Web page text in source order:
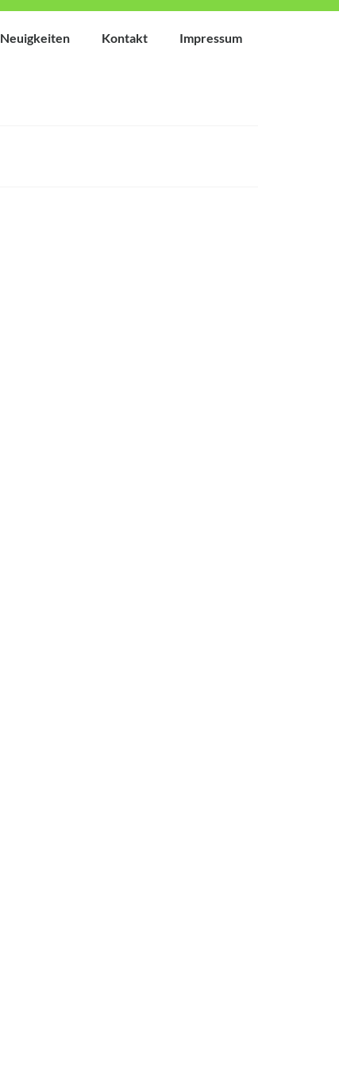
Neuigkeiten Kontakt Impressum